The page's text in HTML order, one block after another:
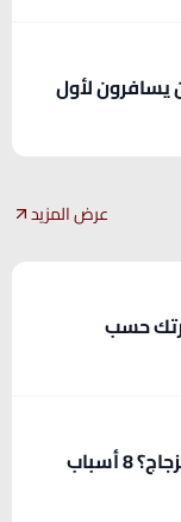
يسافرون لأول
عرض المزيد
حسب
ماسحة الزجاج لا تلامس الزجاج؟ 8 أسباب